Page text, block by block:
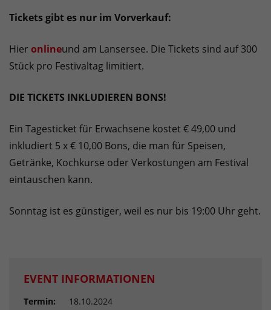
Tickets gibt es nur im Vorverkauf:
Hier onlineund am Lansersee. Die Tickets sind auf 300
Stück pro Festivaltag limitiert.
DIE TICKETS INKLUDIEREN BONS!
Ein Tagesticket für Erwachsene kostet € 49,00 und
inkludiert 5 x € 10,00 Bons, die man für Speisen,
Getränke, Kochkurse oder Verkostungen am Festival
eintauschen kann.
Sonntag ist es günstiger, weil es nur bis 19:00 Uhr geht.
EVENT INFORMATIONEN
Termin:
18.10.2024